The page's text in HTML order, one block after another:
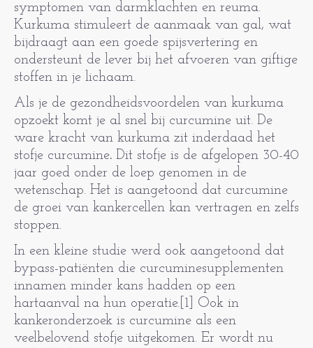
symptomen van darmklachten en reuma.
Kurkuma stimuleert de aanmaak van gal, wat
bijdraagt aan een goede spijsvertering en
ondersteunt de lever bij het afvoeren van giftige
stoffen in je lichaam.
Als je de gezondheidsvoordelen van kurkuma
opzoekt komt je al snel bij curcumine uit. De
ware kracht van kurkuma zit inderdaad het
stofje curcumine. Dit stofje is de afgelopen 30-40
jaar goed onder de loep genomen in de
wetenschap. Het is aangetoond dat curcumine
de groei van kankercellen kan vertragen en zelfs
stoppen.
In een kleine studie werd ook aangetoond dat
bypass-patiënten die curcuminesupplementen
innamen minder kans hadden op een
hartaanval na hun operatie.[1] Ook in
kankeronderzoek is curcumine als een
veelbelovend stofje uitgekomen. Er wordt nu